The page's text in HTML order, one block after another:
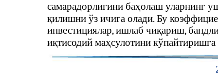
самарадорлигини баҳолаш уларнинг
қилишни ўз ичига олади. Бу
инвестициялар, ишлаб чиқариш,
иқтисодий маҳсулотини